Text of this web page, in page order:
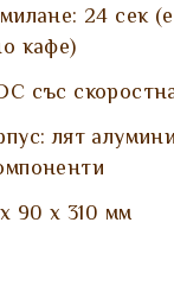
24 сек
кафе)
със
лят
90 x 310 мм